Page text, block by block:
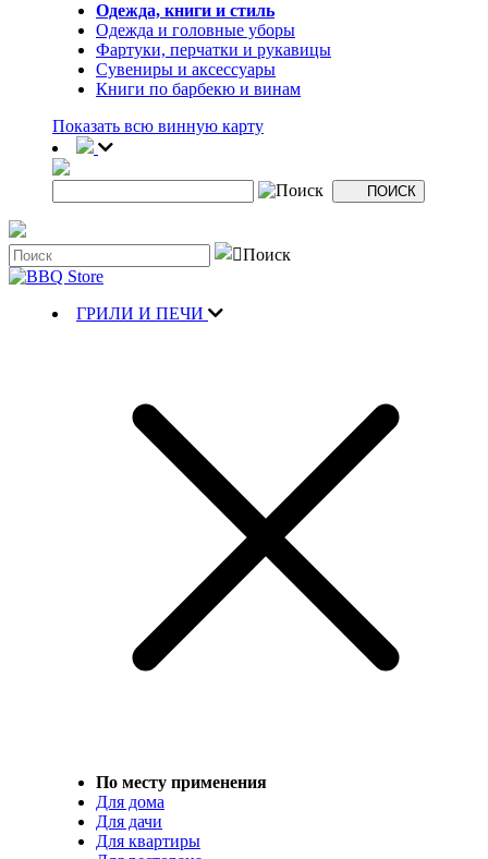
Одежда, книги и стиль
Одежда и головные уборы
Фартуки, перчатки и рукавицы
Сувениры и аксессуары
Книги по барбекю и винам
Показать всю винную карту
ГРИЛИ И ПЕЧИ
По месту применения
Для дома
Для дачи
Для квартиры